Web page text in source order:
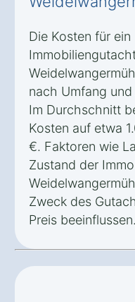
Die Kosten für ein
nach Umfang
Im Durchschnitt
Kosten auf etwa
€. Faktoren wie
Zustand der
Zweck des
Preis beeinflussen.